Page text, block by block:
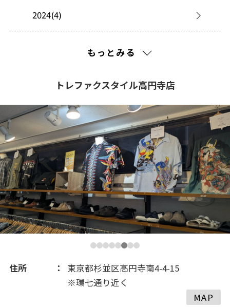
2024(4)
2021(211)
2020(223)
2019(156)
2018(343)
2017(308)
2016(289)
もっとみる
トレファクスタイル高円寺店
住所
東京都杉並区高円寺南4-4-15
※環七通り近く
MAP